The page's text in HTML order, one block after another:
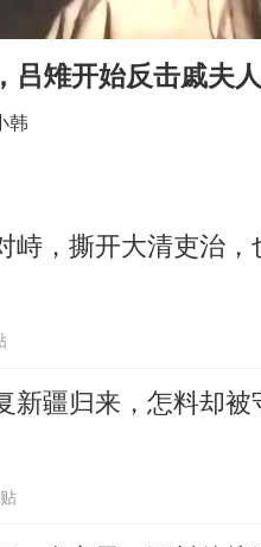
牛津大学一纸声明
香港宏福苑火灾或由
36岁男演员成景区
吕雉开始反击戚夫人
韩
峙，撕开大清吏治
新疆归来，怎料却